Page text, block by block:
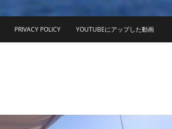
PRIVACY POLICY YOUTUBEにアップした動画